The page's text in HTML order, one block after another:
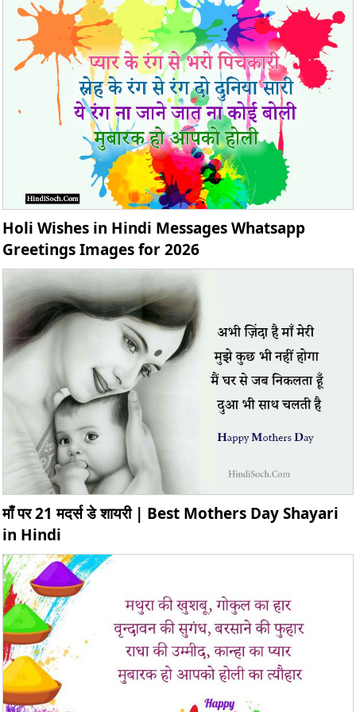
Holi Wishes in Hindi Messages Whatsapp
Greetings Images for 2026
माँ पर 21 मदर्स डे शायरी | Best Mothers Day Shayari
in Hindi